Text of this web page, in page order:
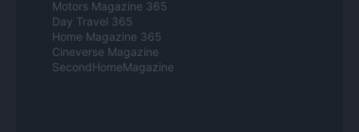
Motors Magazine 365
Day Travel 365
Home Magazine 365
Cineverse Magazine
SecondHomeMagazine